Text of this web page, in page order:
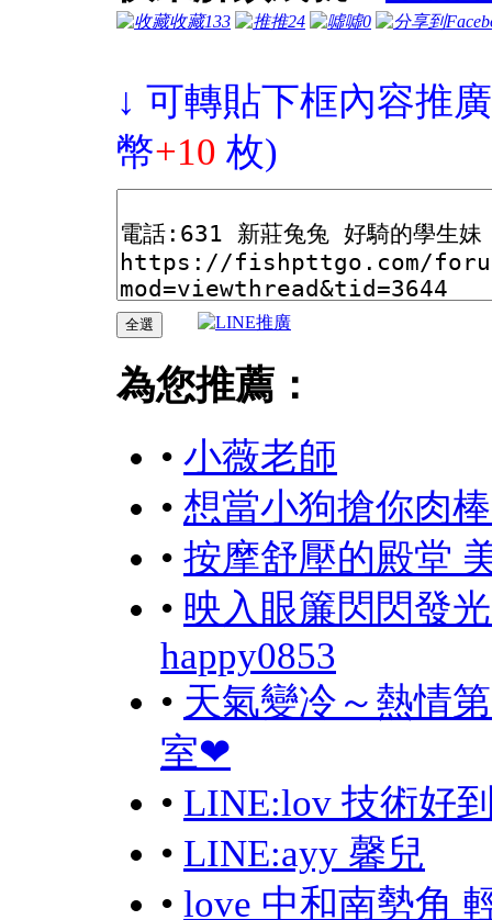
收藏133 推24 噓0
↓ 可轉貼下框內容推
幣+10 枚)
為您推薦：
• 小薇老師
• 想當小狗搶你肉
• 按摩舒壓的殿堂
• 映入眼簾閃閃發
happy0853
• 天氣變冷～熱情
室❤
• LINE:lov 技術好
• LINE:ayy 馨兒
• love 中和南勢角